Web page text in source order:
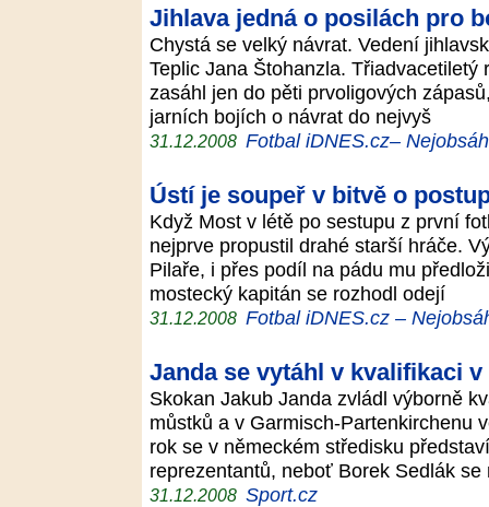
Jihlava jedná o posilách pro
Chystá se velký návrat. Vedení
Teplic Jana Štohanzla.
zasáhl jen do pěti prvoligových
jarních bojích o návrat do nejvyš
31.12.2008 Fotbal iDNES.cz–
Ústí je soupeř v bitvě o
Když Most v létě po sestupu z první
nejprve propustil drahé starší hráče.
Pilaře, i přes podíl na pádu mu
mostecký kapitán se rozhodl odejí
31.12.2008 Fotbal iDNES.cz –
Janda se vytáhl v kvalifikaci
Skokan Jakub Janda zvládl výborně
můstků a v Garmisch-Partenkirchenu
rok se v německém středisku
reprezentantů, neboť Borek Sedlák
31.12.2008 Sport.cz